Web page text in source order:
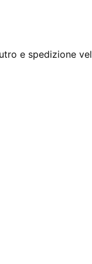
e spedizione